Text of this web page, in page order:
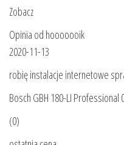
Zobacz
Opinia od hooooooik
2020-11-13
robię instalacje internetowe
Bosch GBH 180-LI Professional
(0)